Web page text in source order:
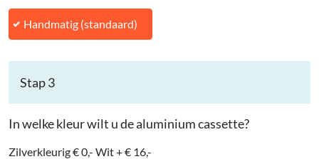
Handmatig (standaard)
Stap 3
In welke kleur wilt u de aluminium cassette?
Zilverkleurig € 0,- Wit + € 16,-